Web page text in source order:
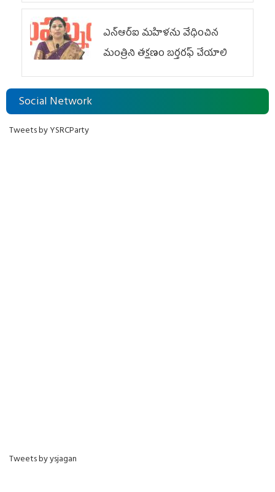
ఎన్ఆర్ఐ మహిళను వేధించిన
మంత్రిని త‌క్ష‌ణం బ‌ర్త‌ర‌ఫ్ చేయాలి
Social Network
Tweets by YSRCParty
Tweets by ysjagan